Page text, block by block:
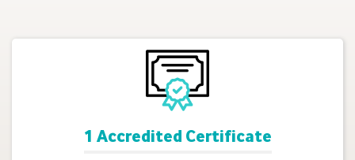
1 Accredited Certificate